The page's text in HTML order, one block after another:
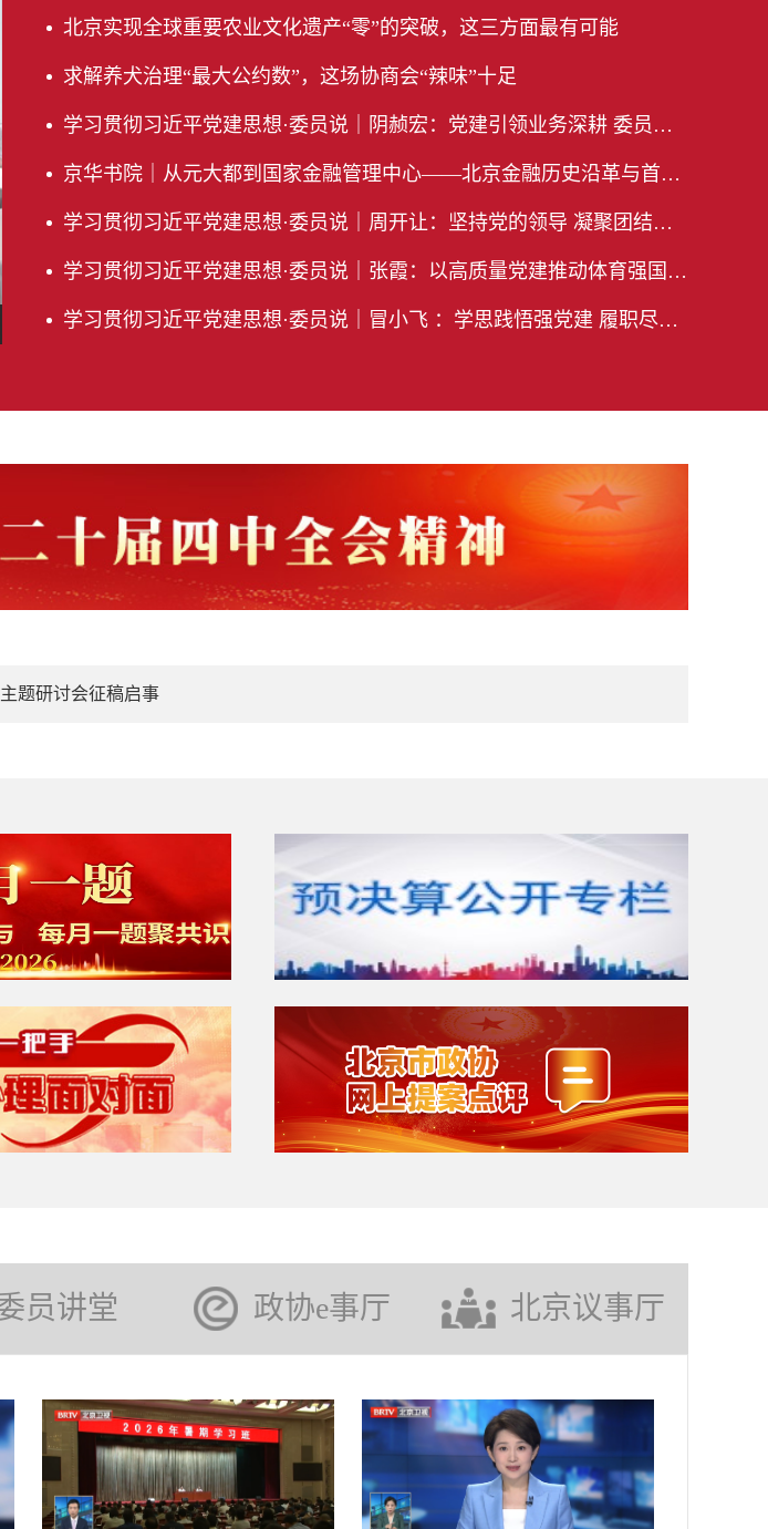
北京实现全球重要农业文化遗产“零”的突破，这三方面最有可能
求解养犬治理“最大公约数”，这场协商会“辣味”十足
学习贯彻习近平党建思想·委员说｜阴赪宏：党建引领业务深耕 委员担当服务民生
京华书院｜从元大都到国家金融管理中心——北京金融历史沿革与首都金融发展展望
学习贯彻习近平党建思想·委员说｜周开让：坚持党的领导 凝聚团结奋斗的磅礴力量
学习贯彻习近平党建思想·委员说｜张霞：以高质量党建推动体育强国建设
学习贯彻习近平党建思想·委员说｜冒小飞 ：学思践悟强党建 履职尽责聚合力
题研讨会征稿启事
员讲堂 政协e事厅 北京议事厅